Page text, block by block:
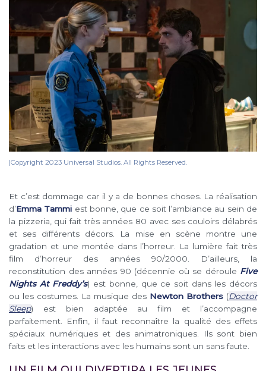
|Copyright 2023 Universal Studios. All Rights Reserved.
Et c’est dommage car il y a de bonnes choses. La réalisation
d’Emma Tammi est bonne, que ce soit l’ambiance au sein de
la pizzeria, qui fait très années 80 avec ses couloirs délabrés
et ses différents décors. La mise en scène montre une
gradation et une montée dans l’horreur. La lumière fait très
film d’horreur des années 90/2000. D’ailleurs, la
reconstitution des années 90 (décennie où se déroule Five
Nights At Freddy’s) est bonne, que ce soit dans les décors
ou les costumes. La musique des Newton Brothers (Doctor
Sleep) est bien adaptée au film et l’accompagne
parfaitement. Enfin, il faut reconnaître la qualité des effets
spéciaux numériques et des animatroniques. Ils sont bien
faits et les interactions avec les humains sont un sans faute.